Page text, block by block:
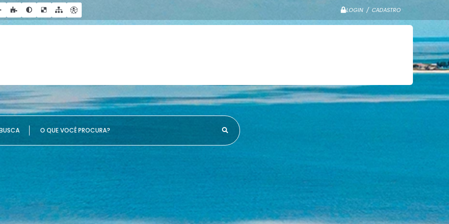
LOGIN / CADASTRO
VOCÊ PROCURA?